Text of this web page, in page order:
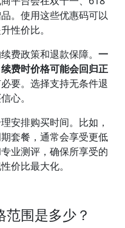
。使用这些优惠码可以
性价比。
费政策和退款保障。 一
费时价格可能会回归正
要。选择支持无条件退
心。
安排购买时间。比如，
套餐，通常会享受更低
业测评，确保所享受的
价比最大化。
围是多少？